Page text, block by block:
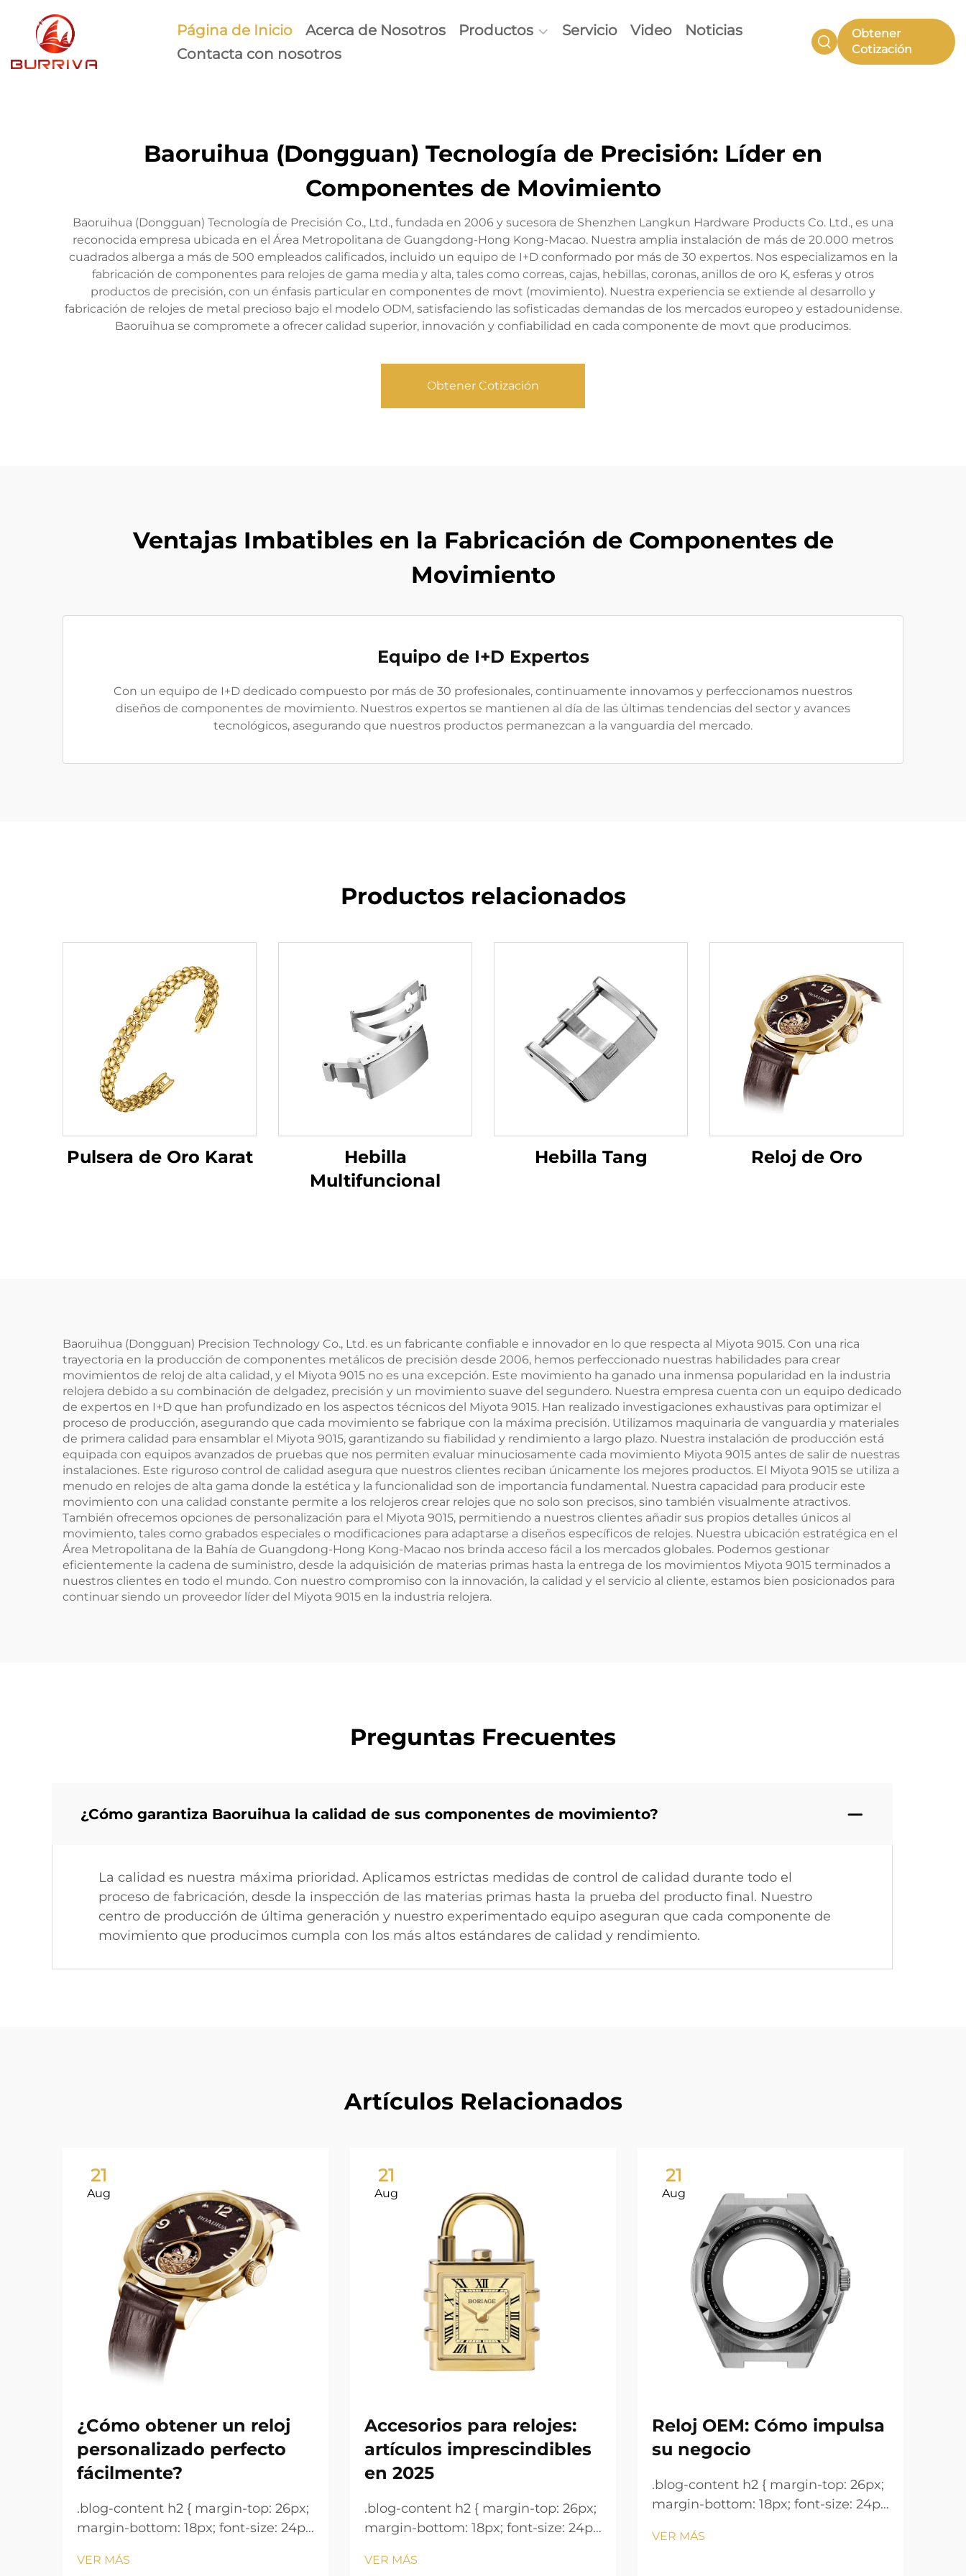
Página de Inicio Acerca de Nosotros Productos Servicio Video
Noticias
Contacta con nosotros
Obtener
Cotización
Baoruihua (Dongguan) Tecnología de Precisión: Líder en
Componentes de Movimiento
Baoruihua (Dongguan) Tecnología de Precisión Co., Ltd., fundada en 2006 y sucesora de Shenzhen Langkun Hardware Products Co. Ltd., es una
reconocida empresa ubicada en el Área Metropolitana de Guangdong-Hong Kong-Macao. Nuestra amplia instalación de más de 20.000 metros
cuadrados alberga a más de 500 empleados calificados, incluido un equipo de I+D conformado por más de 30 expertos. Nos especializamos en la
fabricación de componentes para relojes de gama media y alta, tales como correas, cajas, hebillas, coronas, anillos de oro K, esferas y otros
productos de precisión, con un énfasis particular en componentes de movt (movimiento). Nuestra experiencia se extiende al desarrollo y
fabricación de relojes de metal precioso bajo el modelo ODM, satisfaciendo las sofisticadas demandas de los mercados europeo y estadounidense.
Baoruihua se compromete a ofrecer calidad superior, innovación y confiabilidad en cada componente de movt que producimos.
Obtener Cotización
Ventajas Imbatibles en la Fabricación de Componentes de
Movimiento
Equipo de I+D Expertos
Con un equipo de I+D dedicado compuesto por más de 30 profesionales, continuamente innovamos y perfeccionamos nuestros
diseños de componentes de movimiento. Nuestros expertos se mantienen al día de las últimas tendencias del sector y avances
tecnológicos, asegurando que nuestros productos permanezcan a la vanguardia del mercado.
Productos relacionados
Pulsera de Oro Karat
Hebilla
Multifuncional
Hebilla Tang Reloj de Oro
Baoruihua (Dongguan) Precision Technology Co., Ltd. es un fabricante confiable e innovador en lo que respecta al Miyota 9015. Con una rica
trayectoria en la producción de componentes metálicos de precisión desde 2006, hemos perfeccionado nuestras habilidades para crear
movimientos de reloj de alta calidad, y el Miyota 9015 no es una excepción. Este movimiento ha ganado una inmensa popularidad en la industria
relojera debido a su combinación de delgadez, precisión y un movimiento suave del segundero. Nuestra empresa cuenta con un equipo dedicado
de expertos en I+D que han profundizado en los aspectos técnicos del Miyota 9015. Han realizado investigaciones exhaustivas para optimizar el
proceso de producción, asegurando que cada movimiento se fabrique con la máxima precisión. Utilizamos maquinaria de vanguardia y materiales
de primera calidad para ensamblar el Miyota 9015, garantizando su fiabilidad y rendimiento a largo plazo. Nuestra instalación de producción está
equipada con equipos avanzados de pruebas que nos permiten evaluar minuciosamente cada movimiento Miyota 9015 antes de salir de nuestras
instalaciones. Este riguroso control de calidad asegura que nuestros clientes reciban únicamente los mejores productos. El Miyota 9015 se utiliza a
menudo en relojes de alta gama donde la estética y la funcionalidad son de importancia fundamental. Nuestra capacidad para producir este
movimiento con una calidad constante permite a los relojeros crear relojes que no solo son precisos, sino también visualmente atractivos.
También ofrecemos opciones de personalización para el Miyota 9015, permitiendo a nuestros clientes añadir sus propios detalles únicos al
movimiento, tales como grabados especiales o modificaciones para adaptarse a diseños específicos de relojes. Nuestra ubicación estratégica en el
Área Metropolitana de la Bahía de Guangdong-Hong Kong-Macao nos brinda acceso fácil a los mercados globales. Podemos gestionar
eficientemente la cadena de suministro, desde la adquisición de materias primas hasta la entrega de los movimientos Miyota 9015 terminados a
nuestros clientes en todo el mundo. Con nuestro compromiso con la innovación, la calidad y el servicio al cliente, estamos bien posicionados para
continuar siendo un proveedor líder del Miyota 9015 en la industria relojera.
Preguntas Frecuentes
¿Cómo garantiza Baoruihua la calidad de sus componentes de movimiento?
La calidad es nuestra máxima prioridad. Aplicamos estrictas medidas de control de calidad durante todo el
proceso de fabricación, desde la inspección de las materias primas hasta la prueba del producto final. Nuestro
centro de producción de última generación y nuestro experimentado equipo aseguran que cada componente de
movimiento que producimos cumpla con los más altos estándares de calidad y rendimiento.
Artículos Relacionados
21
Aug
¿Cómo obtener un reloj
personalizado perfecto
fácilmente?
.blog-content h2 { margin-top: 26px;
margin-bottom: 18px; font-size: 24px
height: normal; } .blog-content h3 {
VER MÁS
21
Aug
Accesorios para relojes:
artículos imprescindibles
en 2025
.blog-content h2 { margin-top: 26px;
margin-bottom: 18px; font-size: 24px
height: normal; } .blog-content h3 {
VER MÁS
21
Aug
Reloj OEM: Cómo impulsa
su negocio
.blog-content h2 { margin-top: 26px;
margin-bottom: 18px; font-size: 24px
height: normal; } .blog-content h3 {
VER MÁS